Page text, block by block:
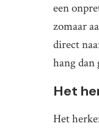
een
zomaar
direct
hang
Het
Het